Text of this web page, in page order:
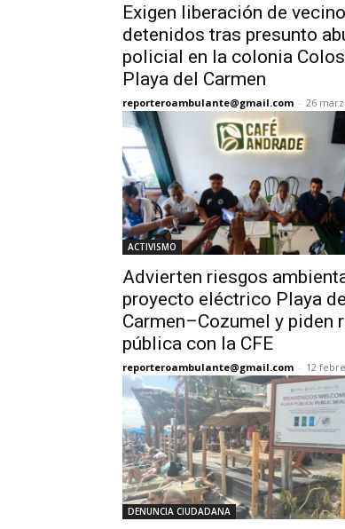
Exigen liberación de
detenidos tras presunto
policial en la colonia
Playa del Carmen
reporteroambulante@gmail.com - 26
ACTIVISMO
Advierten riesgos
proyecto eléctrico Playa
Carmen–Cozumel y piden
pública con la CFE
reporteroambulante@gmail.com - 12
DENUNCIA CIUDADANA